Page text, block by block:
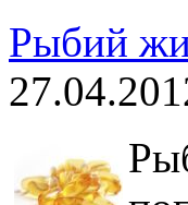
Рыбий